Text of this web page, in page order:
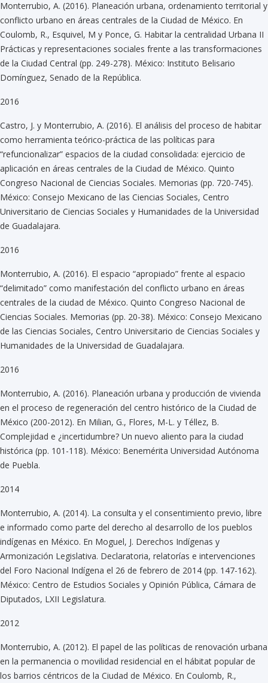
Monterrubio, A. (2016). Planeación urbana, ordenamiento territorial y
conflicto urbano en áreas centrales de la Ciudad de México. En
Coulomb, R., Esquivel, M y Ponce, G. Habitar la centralidad Urbana II
Prácticas y representaciones sociales frente a las transformaciones
de la Ciudad Central (pp. 249-278). México: Instituto Belisario
Domínguez, Senado de la República.
2016
Castro, J. y Monterrubio, A. (2016). El análisis del proceso de habitar
como herramienta teórico-práctica de las políticas para
“refuncionalizar” espacios de la ciudad consolidada: ejercicio de
aplicación en áreas centrales de la Ciudad de México. Quinto
Congreso Nacional de Ciencias Sociales. Memorias (pp. 720-745).
México: Consejo Mexicano de las Ciencias Sociales, Centro
Universitario de Ciencias Sociales y Humanidades de la Universidad
de Guadalajara.
2016
Monterrubio, A. (2016). El espacio “apropiado” frente al espacio
“delimitado” como manifestación del conflicto urbano en áreas
centrales de la ciudad de México. Quinto Congreso Nacional de
Ciencias Sociales. Memorias (pp. 20-38). México: Consejo Mexicano
de las Ciencias Sociales, Centro Universitario de Ciencias Sociales y
Humanidades de la Universidad de Guadalajara.
2016
Monterrubio, A. (2016). Planeación urbana y producción de vivienda
en el proceso de regeneración del centro histórico de la Ciudad de
México (200-2012). En Milian, G., Flores, M-L. y Téllez, B.
Complejidad e ¿incertidumbre? Un nuevo aliento para la ciudad
histórica (pp. 101-118). México: Benemérita Universidad Autónoma
de Puebla.
2014
Monterrubio, A. (2014). La consulta y el consentimiento previo, libre
e informado como parte del derecho al desarrollo de los pueblos
indígenas en México. En Moguel, J. Derechos Indígenas y
Armonización Legislativa. Declaratoria, relatorías e intervenciones
del Foro Nacional Indígena el 26 de febrero de 2014 (pp. 147-162).
México: Centro de Estudios Sociales y Opinión Pública, Cámara de
Diputados, LXII Legislatura.
2012
Monterrubio, A. (2012). El papel de las políticas de renovación urbana
en la permanencia o movilidad residencial en el hábitat popular de
los barrios céntricos de la Ciudad de México. En Coulomb, R.,